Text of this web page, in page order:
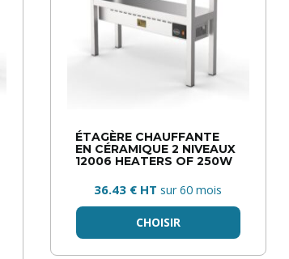
ÉTAGÈRE CHAUFFANTE
EN CÉRAMIQUE 2 NIVEAUX
12006 HEATERS OF 250W
36.43 € HTsur 60 mois
CHOISIR